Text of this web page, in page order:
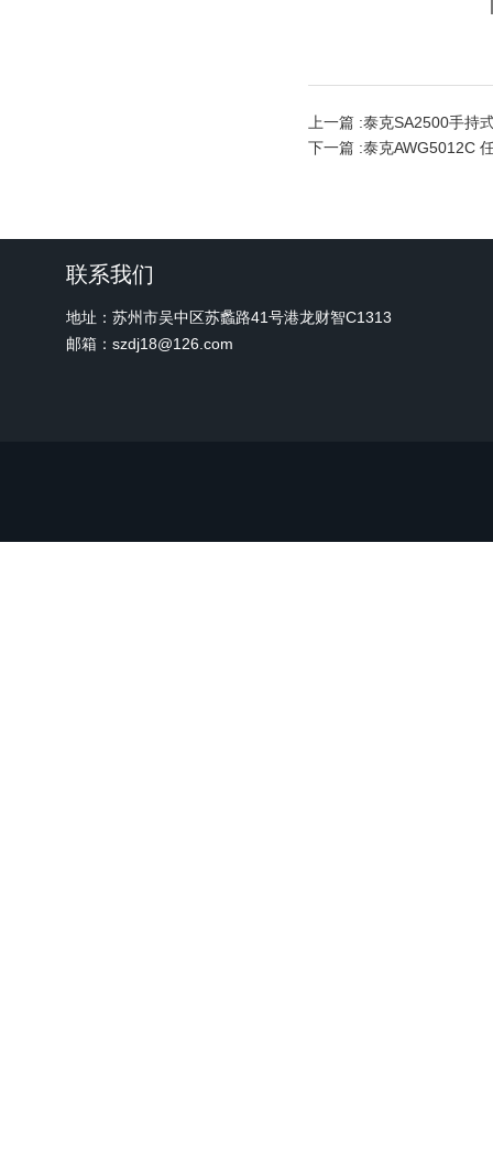
上一篇 :泰克SA2500手持
下一篇 :泰克AWG5012C
联系我们
地址：苏州市吴中区苏蠡路41号港龙财智C1313
邮箱：szdj18@126.com